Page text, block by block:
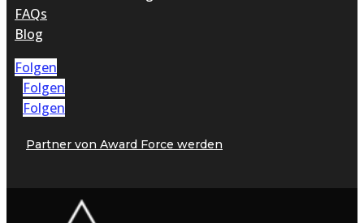
FAQs
Blog
Folgen
Folgen
Folgen
Partner von Award Force werden